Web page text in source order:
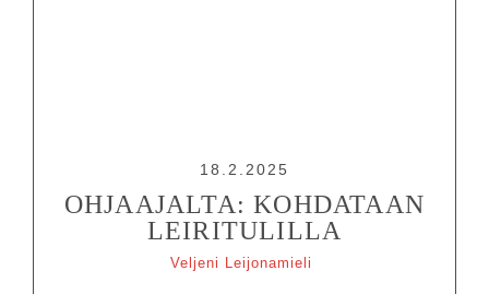
18.2.2025
OHJAAJALTA: KOHDATAAN
LEIRITULILLA
Veljeni Leijonamieli